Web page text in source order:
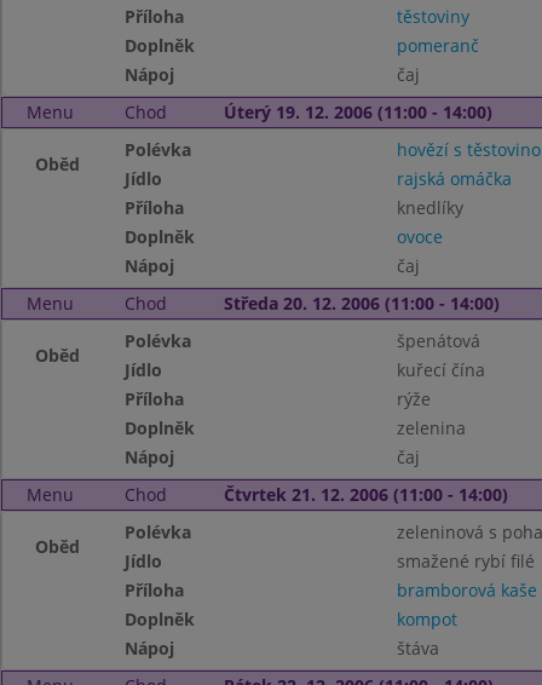
Příloha
těstoviny
Doplněk
pomeranč
Nápoj
čaj
Menu
Chod Úterý 19. 12. 2006 (11:00 - 14:00)
Oběd
Polévka
hovězí s
Jídlo
rajská omáčka
Příloha
knedlíky
Doplněk
ovoce
Nápoj
čaj
Menu
Chod Středa 20. 12. 2006 (11:00 - 14:00)
Oběd
Polévka
špenátová
Jídlo
kuřecí čína
Příloha
rýže
Doplněk
zelenina
Nápoj
čaj
Menu
Chod Čtvrtek 21. 12. 2006 (11:00 - 14:00)
Oběd
Polévka
zeleninová s
Jídlo
smažené rybí filé
Příloha
bramborová kaše
Doplněk
kompot
Nápoj
štáva